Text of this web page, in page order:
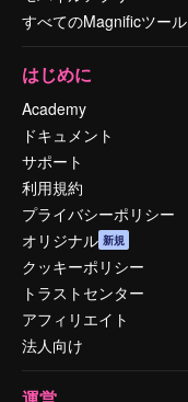
すべてのMagnificツール
はじめに
Academy
ドキュメント
サポート
利用規約
プライバシーポリシー
オリジナル 新規
クッキーポリシー
トラストセンター
アフィリエイト
法人向け